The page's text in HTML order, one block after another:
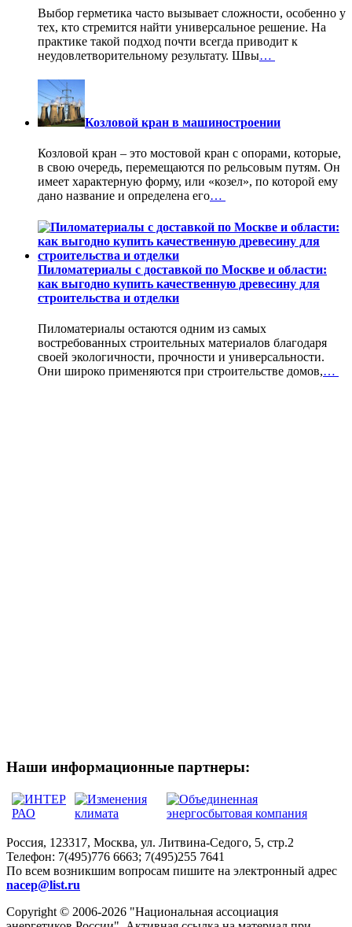
Выбор герметика часто вызывает сложности, особенно у
тех, кто стремится найти универсальное решение. На
практике такой подход почти всегда приводит к
неудовлетворительному результату. Швы…
Козловой кран в машиностроении
Козловой кран – это мостовой кран с опорами, которые,
в свою очередь, перемещаются по рельсовым путям. Он
имеет характерную форму, или «козел», по которой ему
дано название и определена его…
Пиломатериалы с доставкой по Москве и области:
как выгодно купить качественную древесину для
строительства и отделки
Пиломатериалы остаются одним из самых
востребованных строительных материалов благодаря
своей экологичности, прочности и универсальности.
Они широко применяются при строительстве домов,…
Наши информационные партнеры:
Россия, 123317, Москва, ул. Литвина-Седого, 5, стр.2
Телефон: 7(495)776 6663; 7(495)255 7641
По всем возникшим вопросам пишите на электронный адрес
nacep@list.ru
Copyright © 2006-2026 "Национальная ассоциация